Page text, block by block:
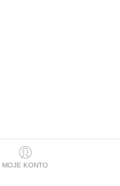
MOJE KONTO